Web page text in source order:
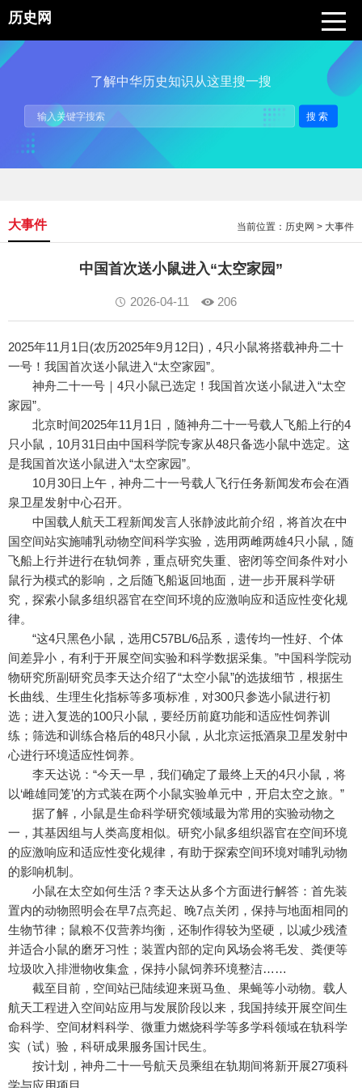
历史网
了解中华历史知识从这里搜一搜
搜索
当前位置： 历史网 > 大事件
大事件
中国首次送小鼠进入“太空家园”
2026-04-11 206
2025年11月1日(农历2025年9月12日)，4只小鼠将搭载神舟二十
一号！我国首次送小鼠进入“太空家园”。
神舟二十一号｜4只小鼠已选定！我国首次送小鼠进入“太空
家园”。
北京时间2025年11月1日，随神舟二十一号载人飞船上行的4
只小鼠，10月31日由中国科学院专家从48只备选小鼠中选定。这
是我国首次送小鼠进入“太空家园”。
10月30日上午，神舟二十一号载人飞行任务新闻发布会在酒
泉卫星发射中心召开。
中国载人航天工程新闻发言人张静波此前介绍，将首次在中
国空间站实施哺乳动物空间科学实验，选用两雌两雄4只小鼠，随
飞船上行并进行在轨饲养，重点研究失重、密闭等空间条件对小
鼠行为模式的影响，之后随飞船返回地面，进一步开展科学研
究，探索小鼠多组织器官在空间环境的应激响应和适应性变化规
律。
“这4只黑色小鼠，选用C57BL/6品系，遗传均一性好、个体
间差异小，有利于开展空间实验和科学数据采集。”中国科学院动
物研究所副研究员李天达介绍了“太空小鼠”的选拔细节，根据生
长曲线、生理生化指标等多项标准，对300只参选小鼠进行初
选；进入复选的100只小鼠，要经历前庭功能和适应性饲养训
练；筛选和训练合格后的48只小鼠，从北京运抵酒泉卫星发射中
心进行环境适应性饲养。
李天达说：“今天一早，我们确定了最终上天的4只小鼠，将
以‘雌雄同笼’的方式装在两个小鼠实验单元中，开启太空之旅。”
据了解，小鼠是生命科学研究领域最为常用的实验动物之
一，其基因组与人类高度相似。研究小鼠多组织器官在空间环境
的应激响应和适应性变化规律，有助于探索空间环境对哺乳动物
的影响机制。
小鼠在太空如何生活？李天达从多个方面进行解答：首先装
置内的动物照明会在早7点亮起、晚7点关闭，保持与地面相同的
生物节律；鼠粮不仅营养均衡，还制作得较为坚硬，以减少残渣
并适合小鼠的磨牙习性；装置内部的定向风场会将毛发、粪便等
垃圾吹入排泄物收集盒，保持小鼠饲养环境整洁……
截至目前，空间站已陆续迎来斑马鱼、果蝇等小动物。载人
航天工程进入空间站应用与发展阶段以来，我国持续开展空间生
命科学、空间材料科学、微重力燃烧科学等多学科领域在轨科学
实（试）验，科研成果服务国计民生。
按计划，神舟二十一号航天员乘组在轨期间将新开展27项科
学与应用项目。